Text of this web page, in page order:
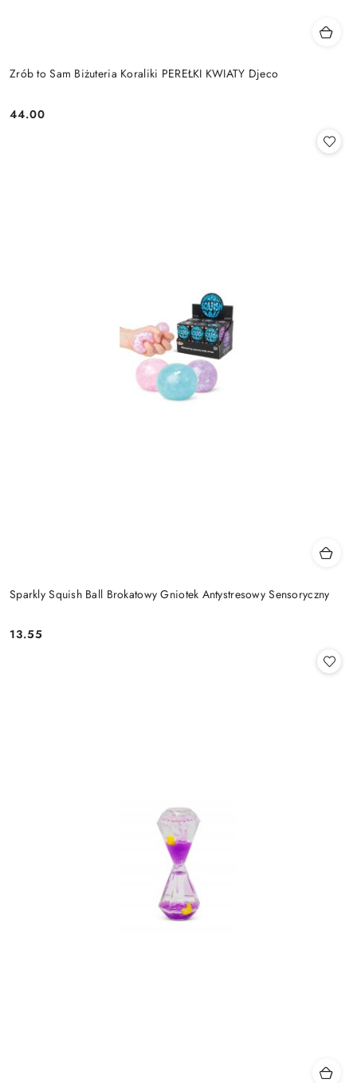
Zrób to Sam Biżuteria Koraliki PEREŁKI KWIATY Djeco
Cena:
44.00
Sparkly Squish Ball Brokatowy Gniotek Antystresowy Sensoryczny
Cena:
13.55